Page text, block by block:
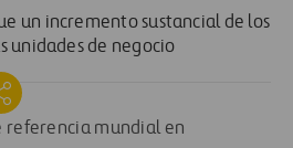
un incrementosustancial de los
unidades de negocio
referencia mundial en